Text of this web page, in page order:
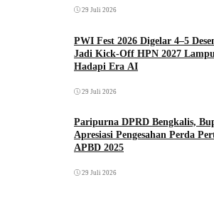
29 Juli 2026
PWI Fest 2026 Digelar 4–5
Jadi Kick-Off HPN 2027
Hadapi Era AI
29 Juli 2026
Paripurna DPRD Bengkalis,
Apresiasi Pengesahan Perda
APBD 2025
29 Juli 2026